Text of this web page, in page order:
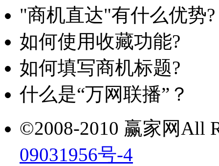
"商机直达"有什么优势?
如何使用收藏功能?
如何填写商机标题?
什么是“万网联播”？
©2008-2010 赢家网All
09031956号-4